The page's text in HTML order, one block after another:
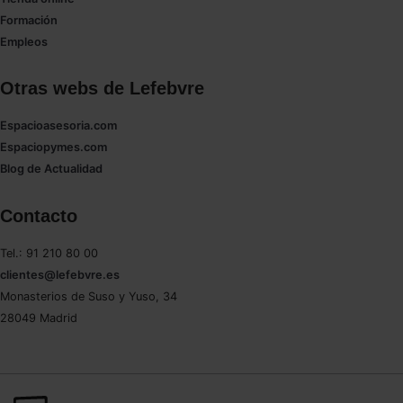
Formación
Empleos
Otras webs de Lefebvre
Espacioasesoria.com
Espaciopymes.com
Blog de Actualidad
Contacto
Tel.: 91 210 80 00
clientes@lefebvre.es
Monasterios de Suso y Yuso, 34
28049 Madrid